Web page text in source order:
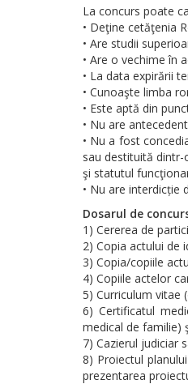
La concurs poate
• Deţine cetăţenia
• Are studii
• Are o vechime în
• La data expirării
• Cunoaşte limba
• Este aptă din
• Nu are
• Nu a fost
sau destituită
şi statutul
• Nu are interdicție
Dosarul de
1) Cererea de
2) Copia actului de
3) Copia/copiile
4) Copiile actelor
5) Curriculum vitae
6) Certificatul
medical de familie)
7) Cazierul judiciar
8) Proiectul
prezentarea